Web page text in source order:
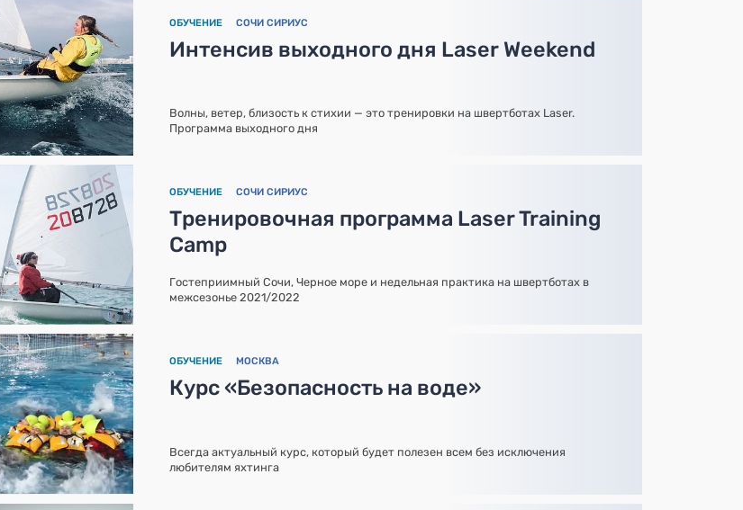
ОБУЧЕНИЕ СОЧИ СИРИУС
Интенсив выходного дня Laser Weekend
Волны, ветер, близость к стихии — это тренировки на швертботах Laser.
Программа выходного дня
ОБУЧЕНИЕ СОЧИ СИРИУС
Тренировочная программа Laser Training
Camp
Гостеприимный Сочи, Черное море и недельная практика на швертботах в
межсезонье 2021/2022
ОБУЧЕНИЕ МОСКВА
Курс «Безопасность на воде»
Всегда актуальный курс, который будет полезен всем без исключения
любителям яхтинга